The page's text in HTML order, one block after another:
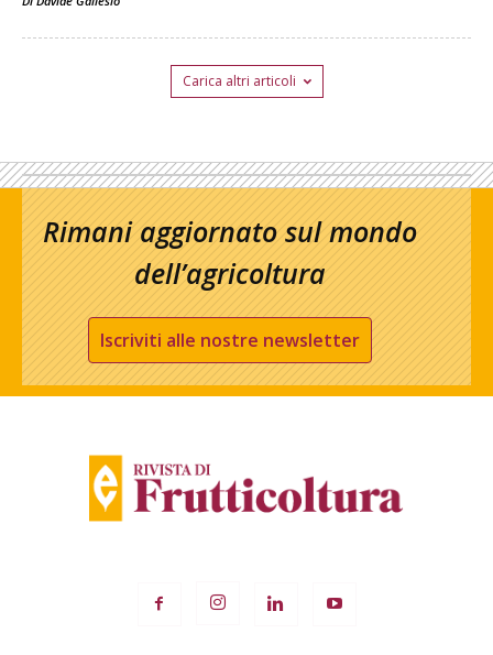
Carica altri articoli
Rimani aggiornato sul mondo
dell’agricoltura
Iscriviti alle nostre newsletter